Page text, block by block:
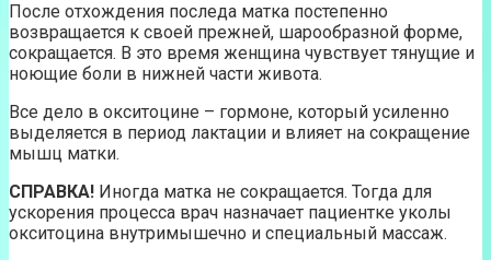
После отхождения последа матка постепенно
возвращается к своей прежней, шарообразной форме,
сокращается. В это время женщина чувствует тянущие и
ноющие боли в нижней части живота.
Все дело в окситоцине – гормоне, который усиленно
выделяется в период лактации и влияет на сокращение
мышц матки.
СПРАВКА! Иногда матка не сокращается. Тогда для
ускорения процесса врач назначает пациентке уколы
окситоцина внутримышечно и специальный массаж.